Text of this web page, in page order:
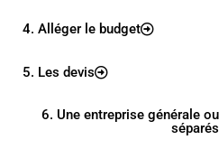
4. Alléger le budget
5. Les devis
6. Une entreprise générale
séparés